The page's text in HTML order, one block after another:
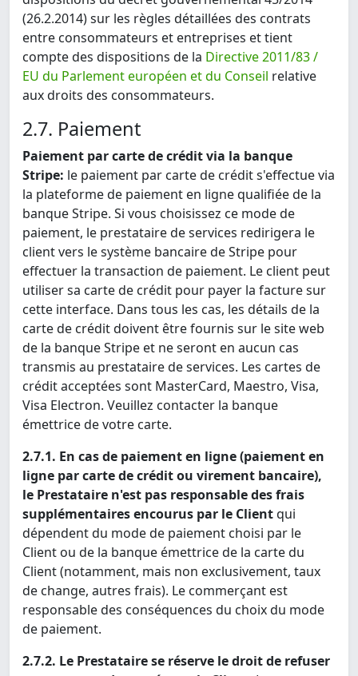
(26.2.2014) sur les règles détaillées des contrats
entre consommateurs et entreprises et tient
compte des dispositions de la Directive 2011/83 /
EU du Parlement européen et du Conseil relative
aux droits des consommateurs.
2.7. Paiement
Paiement par carte de crédit via la banque
Stripe: le paiement par carte de crédit s'effectue via
la plateforme de paiement en ligne qualifiée de la
banque Stripe. Si vous choisissez ce mode de
paiement, le prestataire de services redirigera le
client vers le système bancaire de Stripe pour
effectuer la transaction de paiement. Le client peut
utiliser sa carte de crédit pour payer la facture sur
cette interface. Dans tous les cas, les détails de la
carte de crédit doivent être fournis sur le site web
de la banque Stripe et ne seront en aucun cas
transmis au prestataire de services. Les cartes de
crédit acceptées sont MasterCard, Maestro, Visa,
Visa Electron. Veuillez contacter la banque
émettrice de votre carte.
2.7.1. En cas de paiement en ligne (paiement en
ligne par carte de crédit ou virement bancaire),
le Prestataire n'est pas responsable des frais
supplémentaires encourus par le Clientqui
dépendent du mode de paiement choisi par le
Client ou de la banque émettrice de la carte du
Client (notamment, mais non exclusivement, taux
de change, autres frais). Le commerçant est
responsable des conséquences du choix du mode
de paiement.
2.7.2. Le Prestataire se réserve le droit de refuser